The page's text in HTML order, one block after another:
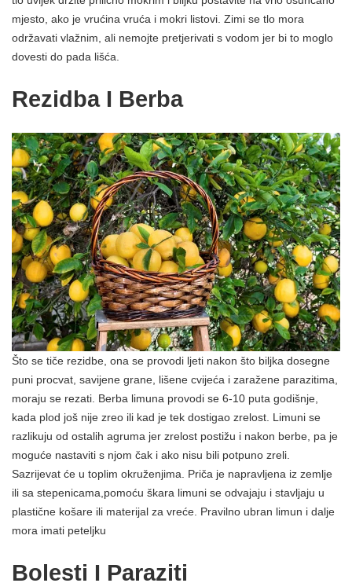
mjesto, ako je vrućina vruća i mokri listovi. Zimi se tlo mora
održavati vlažnim, ali nemojte pretjerivati ​​s vodom jer bi to moglo
dovesti do pada lišća.
Rezidba I Berba
Što se tiče rezidbe, ona se provodi ljeti nakon što biljka dosegne
puni procvat, savijene grane, lišene cvijeća i zaražene parazitima,
moraju se rezati. Berba limuna provodi se 6-10 puta godišnje,
kada plod još nije zreo ili kad je tek dostigao zrelost. Limuni se
razlikuju od ostalih agruma jer zrelost postižu i nakon berbe, pa je
moguće nastaviti s njom čak i ako nisu bili potpuno zreli.
Sazrijevat će u toplim okruženjima. Priča je napravljena iz zemlje
ili sa stepenicama,pomoću škara limuni se odvajaju i stavljaju u
plastične košare ili materijal za vreće. Pravilno ubran limun i dalje
mora imati peteljku
Bolesti I Paraziti